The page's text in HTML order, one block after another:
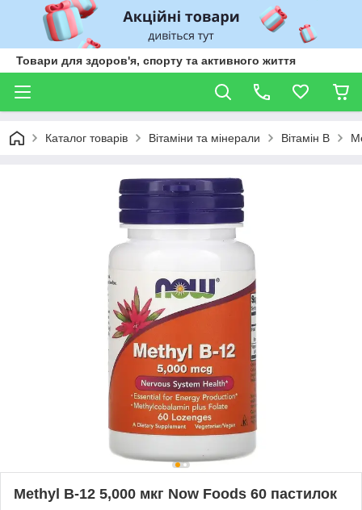
Товари для здоров'я, спорту та активного життя
Каталог товарів Вітаміни та мінерали Вітамін В
Methyl B-12 5,000 мкг Now Foods 60 пастилок